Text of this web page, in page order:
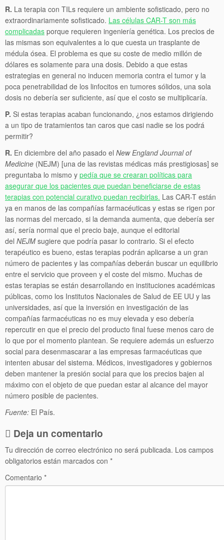
R. La terapia con TILs requiere un ambiente sofisticado, pero no
extraordinariamente sofisticado. Las células CAR-T son más
complicadas porque requieren ingeniería genética. Los precios de
las mismas son equivalentes a lo que cuesta un trasplante de
médula ósea. El problema es que su coste de medio millón de
dólares es solamente para una dosis. Debido a que estas
estrategias en general no inducen memoria contra el tumor y la
poca penetrabilidad de los linfocitos en tumores sólidos, una sola
dosis no debería ser suficiente, así que el costo se multiplicaría.
P. Si estas terapias acaban funcionando, ¿nos estamos dirigiendo
a un tipo de tratamientos tan caros que casi nadie se los podrá
permitir?
R. En diciembre del año pasado el New England Journal of
Medicine (NEJM) [una de las revistas médicas más prestigiosas] se
preguntaba lo mismo y pedía que se crearan políticas para
asegurar que los pacientes que puedan beneficiarse de estas
terapias con potencial curativo puedan recibirlas. Las CAR-T están
ya en manos de las compañías farmacéuticas y estas se rigen por
las normas del mercado, si la demanda aumenta, que debería ser
así, sería normal que el precio baje, aunque el editorial
del NEJM sugiere que podría pasar lo contrario. Si el efecto
terapéutico es bueno, estas terapias podrán aplicarse a un gran
número de pacientes y las compañías deberán buscar un equilibrio
entre el servicio que proveen y el coste del mismo. Muchas de
estas terapias se están desarrollando en instituciones académicas
públicas, como los Institutos Nacionales de Salud de EE UU y las
universidades, así que la inversión en investigación de las
compañías farmacéuticas no es muy elevada y eso debería
repercutir en que el precio del producto final fuese menos caro de
lo que por el momento plantean. Se requiere además un esfuerzo
social para desenmascarar a las empresas farmacéuticas que
intenten abusar del sistema. Médicos, investigadores y gobiernos
deben mantener la presión social para que los precios bajen al
máximo con el objeto de que puedan estar al alcance del mayor
número posible de pacientes.
Fuente: El País.
Deja un comentario
Tu dirección de correo electrónico no será publicada. Los campos
obligatorios están marcados con *
Comentario *